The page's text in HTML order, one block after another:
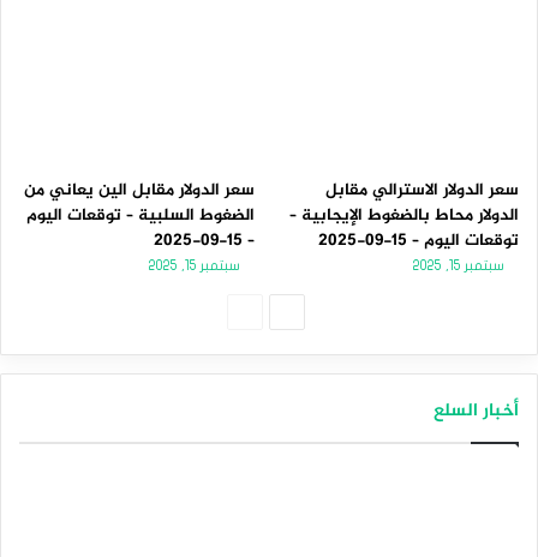
سعر الدولار الاسترالي مقابل
الدولار محاط بالضغوط الإيجابية –
توقعات اليوم – 15-09-2025
سبتمبر 15, 2025
سعر الدولار مقابل الين يعاني من
الضغوط السلبية – توقعات اليوم
– 15-09-2025
سبتمبر 15, 2025
أخبار السلع